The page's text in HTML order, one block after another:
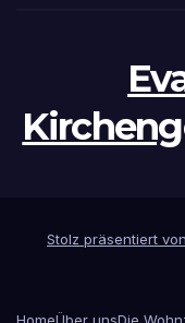
Stolz präsentiert